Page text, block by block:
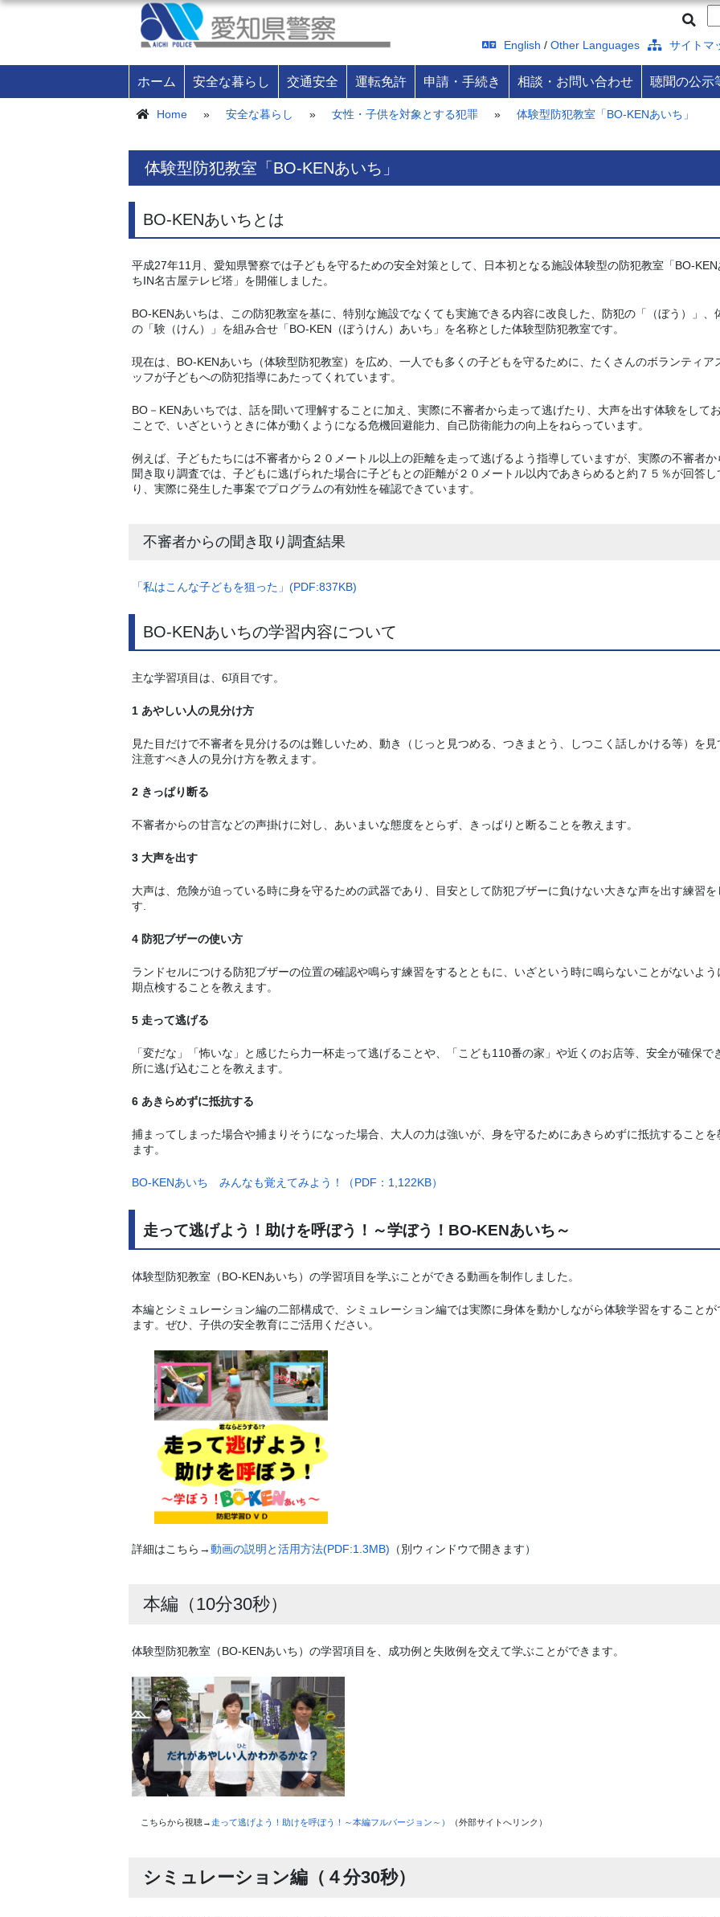
English / Other Languages サイトマ
ホーム 安全な暮らし 交通安全 運転免許 申請・手続き 相談・お問い合わせ 聴聞の公示
Home » 安全な暮らし » 女性・子供を対象とする犯罪 » 体験型防犯教室「BO-KENあいち」
体験型防犯教室「BO-KENあいち」
BO-KENあいちとは
平成27年11月、愛知県警察では子どもを守るための安全対策として、日本初となる施設体験型の防犯教室「BO-KEN
ちIN名古屋テレビ塔」を開催しました。
BO-KENあいちは、この防犯教室を基に、特別な施設でなくても実施できる内容に改良した、防犯の「（ぼう）」、
の「験（けん）」を組み合せ「BO-KEN（ぼうけん）あいち」を名称とした体験型防犯教室です。
現在は、BO-KENあいち（体験型防犯教室）を広め、一人でも多くの子どもを守るために、たくさんのボランティア
ッフが子どもへの防犯指導にあたってくれています。
BO－KENあいちでは、話を聞いて理解することに加え、実際に不審者から走って逃げたり、大声を出す体験をして
ことで、いざというときに体が動くようになる危機回避能力、自己防衛能力の向上をねらっています。
例えば、子どもたちには不審者から２０メートル以上の距離を走って逃げるよう指導していますが、実際の不審者か
聞き取り調査では、子どもに逃げられた場合に子どもとの距離が２０メートル以内であきらめると約７５％が回答し
り、実際に発生した事案でプログラムの有効性を確認できています。
不審者からの聞き取り調査結果
「私はこんな子どもを狙った」(PDF:837KB)
BO-KENあいちの学習内容について
主な学習項目は、6項目です。
1 あやしい人の見分け方
見た目だけで不審者を見分けるのは難しいため、動き（じっと見つめる、つきまとう、しつこく話しかける等）を見
注意すべき人の見分け方を教えます。
2 きっぱり断る
不審者からの甘言などの声掛けに対し、あいまいな態度をとらず、きっぱりと断ることを教えます。
3 大声を出す
大声は、危険が迫っている時に身を守るための武器であり、目安として防犯ブザーに負けない大きな声を出す練習を
す.
4 防犯ブザーの使い方
ランドセルにつける防犯ブザーの位置の確認や鳴らす練習をするとともに、いざという時に鳴らないことがないよう
期点検することを教えます。
5 走って逃げる
「変だな」「怖いな」と感じたら力一杯走って逃げることや、「こども110番の家」や近くのお店等、安全が確保で
所に逃げ込むことを教えます。
6 あきらめずに抵抗する
捕まってしまった場合や捕まりそうになった場合、大人の力は強いが、身を守るためにあきらめずに抵抗することを
ます。
BO-KENあいち みんなも覚えてみよう！（PDF：1,122KB）
走って逃げよう！助けを呼ぼう！～学ぼう！BO-KENあいち～
体験型防犯教室（BO-KENあいち）の学習項目を学ぶことができる動画を制作しました。
本編とシミュレーション編の二部構成で、シミュレーション編では実際に身体を動かしながら体験学習をすることが
ます。ぜひ、子供の安全教育にご活用ください。
詳細はこちら→動画の説明と活用方法(PDF:1.3MB) （別ウィンドウで開きます）
本編（10分30秒）
体験型防犯教室（BO-KENあいち）の学習項目を、成功例と失敗例を交えて学ぶことができます。
こちらから視聴→走って逃げよう！助けを呼ぼう！～本編フルバージョン～） （外部サイトへリンク）
シミュレーション編（４分30秒）